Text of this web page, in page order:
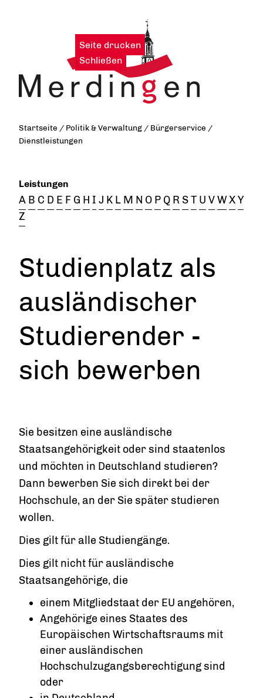
Seite drucken |
Schließen
Startseite / Politik & Verwaltung / Bürgerservice /
Dienstleistungen
Leistungen
A B C D E F G H I J K L M N O P Q R ST U VWXY
Z
Studienplatz als
ausländischer
Studierender -
sich bewerben
Sie besitzen eine ausländische
Staatsangehörigkeit oder sind staatenlos
und möchten in Deutschland studieren?
Dann bewerben Sie sich direkt bei der
Hochschule, an der Sie später studieren
wollen.
Dies gilt für alle Studiengänge.
Dies gilt nicht für ausländische
Staatsangehörige, die
einem Mitgliedstaat der EU angehören,
Angehörige eines Staates des
Europäischen Wirtschaftsraums mit
einer ausländischen
Hochschulzugangsberechtigung sind
oder